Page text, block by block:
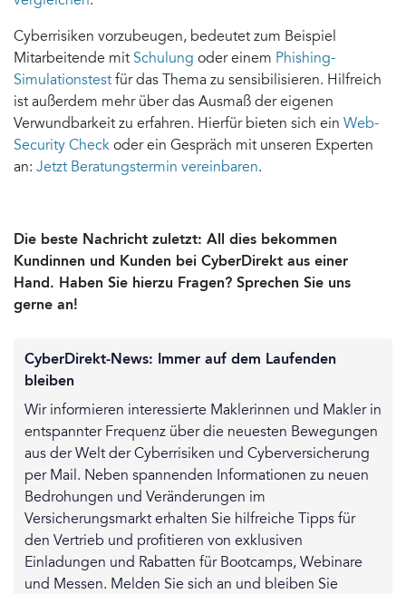
Cyberrisiken vorzubeugen, bedeutet zum Beispiel
Mitarbeitende mit Schulung oder einem Phishing-
Simulationstest für das Thema zu sensibilisieren. Hilfreich
ist außerdem mehr über das Ausmaß der eigenen
Verwundbarkeit zu erfahren. Hierfür bieten sich ein Web-
Security Check oder ein Gespräch mit unseren Experten
an: Jetzt Beratungstermin vereinbaren.
Die beste Nachricht zuletzt: All dies bekommen
Kundinnen und Kunden bei CyberDirekt aus einer
Hand. Haben Sie hierzu Fragen? Sprechen Sie uns
gerne an!
CyberDirekt-News: Immer auf dem Laufenden
bleiben
Wir informieren interessierte Maklerinnen und Makler in
entspannter Frequenz über die neuesten Bewegungen
aus der Welt der Cyberrisiken und Cyberversicherung
per Mail. Neben spannenden Informationen zu neuen
Bedrohungen und Veränderungen im
Versicherungsmarkt erhalten Sie hilfreiche Tipps für
den Vertrieb und profitieren von exklusiven
Einladungen und Rabatten für Bootcamps, Webinare
und Messen. Melden Sie sich an und bleiben Sie